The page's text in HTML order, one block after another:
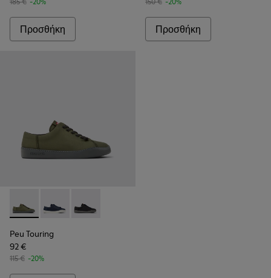
Προσθήκη Προσθήκη
Peu Touring - K100881-016 - Καφέ παπούτσια από δέρμα
Peu Touring - K100881-018
Peu Touring - K100881-001 - Καφέ δερμάτινα
Peu Touring
92 €
115 € -20%